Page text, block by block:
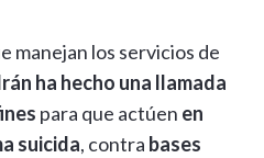
manejan los servicios de
ha hecho una llamada
para que actúen en
suicida, contra bases